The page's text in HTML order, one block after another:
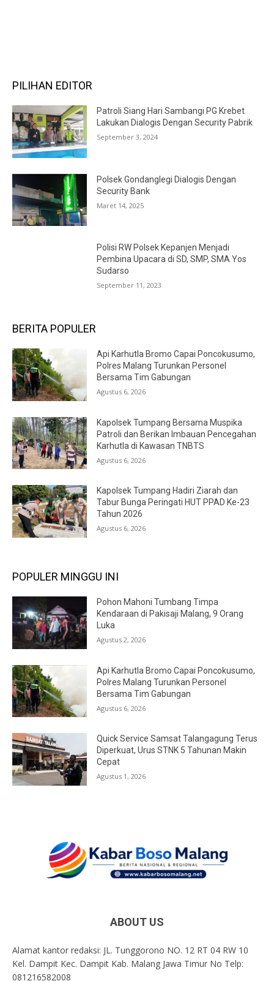
PILIHAN EDITOR
Patroli Siang Hari Sambangi PG Krebet
Lakukan Dialogis Dengan Security Pabrik
September 3, 2024
Polsek Gondanglegi Dialogis Dengan
Security Bank
Maret 14, 2025
Polisi RW Polsek Kepanjen Menjadi
Pembina Upacara di SD, SMP, SMA Yos
Sudarso
September 11, 2023
BERITA POPULER
Api Karhutla Bromo Capai Poncokusumo,
Polres Malang Turunkan Personel
Bersama Tim Gabungan
Agustus 6, 2026
Kapolsek Tumpang Bersama Muspika
Patroli dan Berikan Imbauan Pencegahan
Karhutla di Kawasan TNBTS
Agustus 6, 2026
Kapolsek Tumpang Hadiri Ziarah dan
Tabur Bunga Peringati HUT PPAD Ke-23
Tahun 2026
Agustus 6, 2026
POPULER MINGGU INI
Pohon Mahoni Tumbang Timpa
Kendaraan di Pakisaji Malang, 9 Orang
Luka
Agustus 2, 2026
Api Karhutla Bromo Capai Poncokusumo,
Polres Malang Turunkan Personel
Bersama Tim Gabungan
Agustus 6, 2026
Quick Service Samsat Talangagung Terus
Diperkuat, Urus STNK 5 Tahunan Makin
Cepat
Agustus 1, 2026
ABOUT US
Alamat kantor redaksi: JL. Tunggorono NO. 12 RT 04 RW 10
Kel. Dampit Kec. Dampit Kab. Malang Jawa Timur No Telp:
081216582008